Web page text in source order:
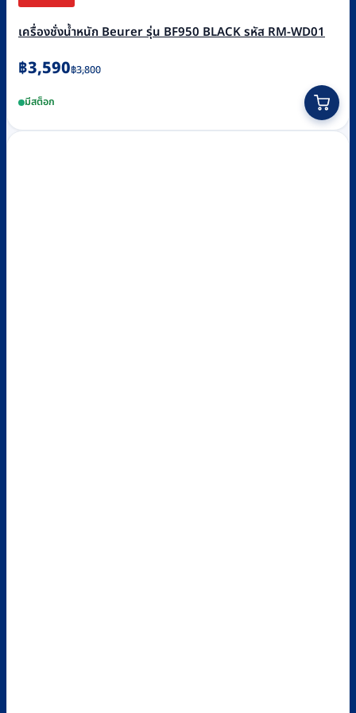
เครื่องชั่งน้ำหนัก Beurer รุ่น BF950 BLACK รหัส RM-WD01
฿3,800
Original
was:
฿3,800.
฿3,590
Current
is:
฿3,590.
มีสต็อก